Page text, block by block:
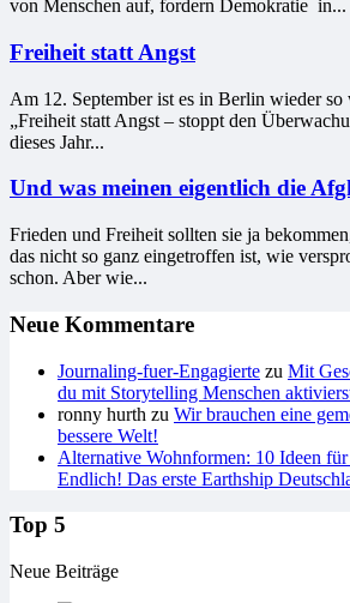
von Menschen auf, fordern Demokratie in...
Freiheit statt Angst
Am 12. September ist es in Berlin wieder
„Freiheit statt Angst – stoppt den
dieses Jahr...
Und was meinen eigentlich die
Frieden und Freiheit sollten sie ja
das nicht so ganz eingetroffen ist, wie
schon. Aber wie...
Neue Kommentare
Journaling-fuer-Engagierte zu Mit
du mit Storytelling Menschen
ronny hurth zu Wir brauchen eine
bessere Welt!
Alternative Wohnformen: 10 Ideen für
Endlich! Das erste Earthship
Top 5
Neue Beiträge